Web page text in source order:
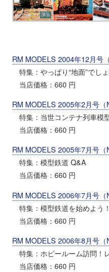
RM MODELS 2004年12月号
特集：やっぱり“地面”でしょ
当店価格：660 円
RM MODELS 2005年2月号（
特集：当世コンテナ列車模
当店価格：660 円
RM MODELS 2005年7月号（
特集：模型鉄道 Q&A
当店価格：660 円
RM MODELS 2006年7月号（
特集：模型鉄道を始めよう
当店価格：660 円
RM MODELS 2006年8月号（
特集：ホビールーム訪問！
当店価格：660 円